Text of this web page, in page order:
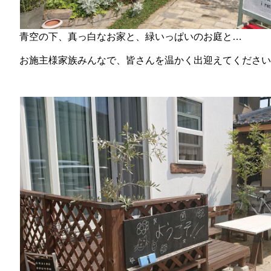
青空の下、真っ白なお家と、緑いっぱいのお庭と…
お施主様家族みんなで、皆さんを温かく出迎えてくださ